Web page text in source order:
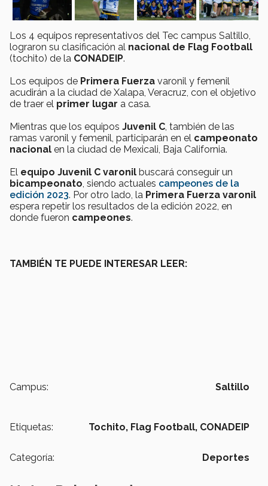
Los 4 equipos representativos del Tec campus Saltillo,
lograron su clasificación al nacional de Flag Football
(tochito) de la CONADEIP.
Los equipos de Primera Fuerza varonil y femenil
acudirán a la ciudad de Xalapa, Veracruz, con el objetivo
de traer el primer lugar a casa.
Mientras que los equipos Juvenil C , también de las
ramas varonil y femenil, participarán en el campeonato
nacional en la ciudad de Mexicali, Baja California.
El equipo Juvenil C varonil buscará conseguir un
bicampeonato , siendo actuales campeones de la
edición 2023. Por otro lado, la Primera Fuerza varonil
espera repetir los resultados de la edición 2022, en
donde fueron campeones.
TAMBIÉN TE PUEDE INTERESAR LEER:
Campus: Saltillo
Etiquetas: Tochito, Flag Football, CONADEIP
Categoría: Deportes